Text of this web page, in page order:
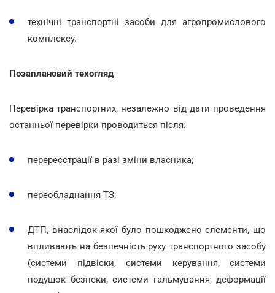
технічні транспортні засоби для агропромислового
комплексу.
Позаплановий техогляд
Перевірка транспортних, незалежно від дати проведення
останньої перевірки проводиться після:
перереєстрації в разі зміни власника;
переобладнання ТЗ;
ДТП, внаслідок якої було пошкоджено елементи, що
впливають на безпечність руху транспортного засобу
(системи підвіски, системи керування, системи
подушок безпеки, системи гальмування, деформації